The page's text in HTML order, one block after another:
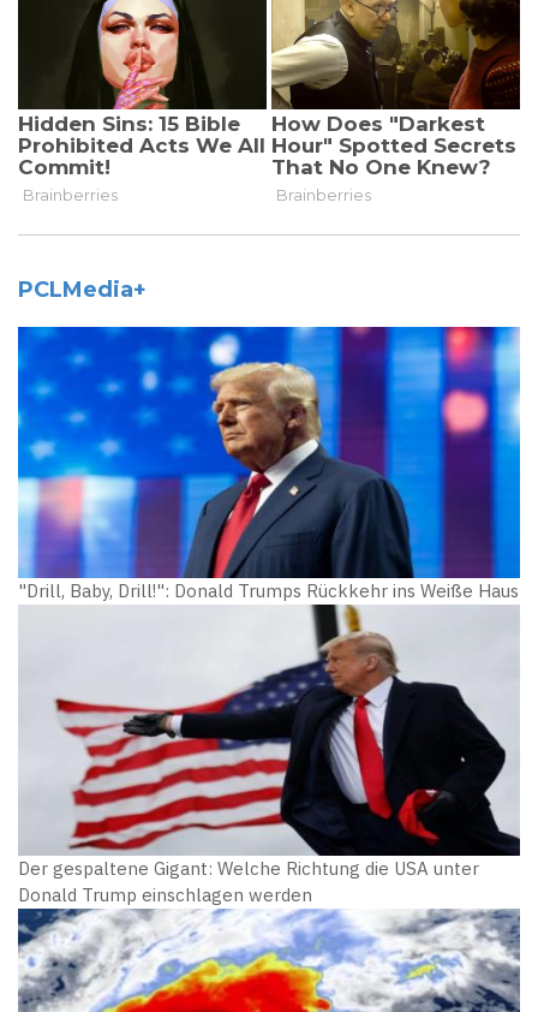
PCLMedia+
"Drill, Baby, Drill!": Donald Trumps Rückkehr ins Weiße Haus
Der gespaltene Gigant: Welche Richtung die USA unter
Donald Trump einschlagen werden